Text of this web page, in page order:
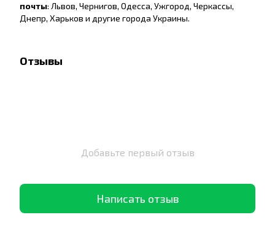
почты: Львов, Чернигов, Одесса, Ужгород, Черкассы,
Днепр, Харьков и другие города Украины.
Отзывы
Добавьте первый отзыв
Написать отзыв